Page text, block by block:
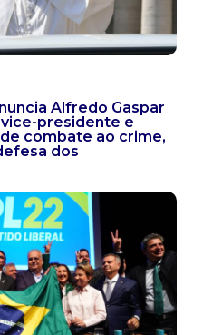
Alfredo Gaspar
presidente e
combate ao crime,
dos